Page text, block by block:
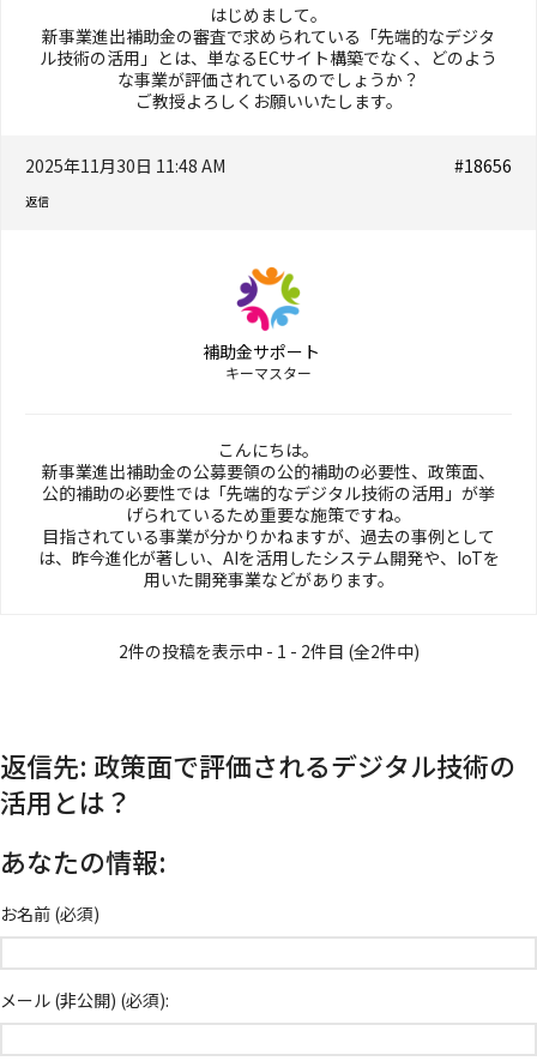
はじめまして。
新事業進出補助金の審査で求められている「先端的なデジタ
ル技術の活用」とは、単なるECサイト構築でなく、どのよう
な事業が評価されているのでしょうか？
ご教授よろしくお願いいたします。
2025年11月30日 11:48 AM #18656
返信
補助金サポート
キーマスター
こんにちは。
新事業進出補助金の公募要領の公的補助の必要性、政策面、
公的補助の必要性では「先端的なデジタル技術の活用」が挙
げられているため重要な施策ですね。
目指されている事業が分かりかねますが、過去の事例として
は、昨今進化が著しい、AIを活用したシステム開発や、IoTを
用いた開発事業などがあります。
2件の投稿を表示中 - 1 - 2件目 (全2件中)
返信先: 政策面で評価されるデジタル技術の
活用とは？
あなたの情報:
お名前 (必須)
メール (非公開) (必須):